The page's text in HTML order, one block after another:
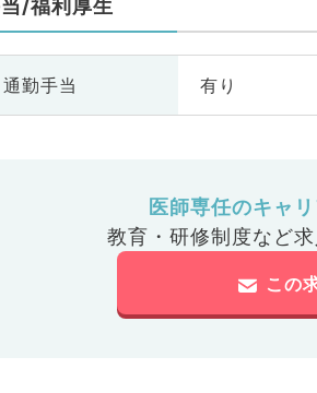
/福利厚生
通勤手当 有り
医師専任のキャ
教育・研修制度など
この